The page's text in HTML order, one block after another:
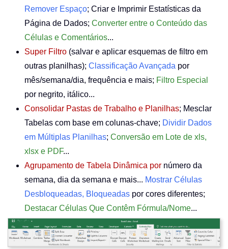
Remover Espaço; Criar e Imprimir Estatísticas da
Página de Dados; Converter entre o Conteúdo das
Células e Comentários...
Super Filtro (salvar e aplicar esquemas de filtro em
outras planilhas); Classificação Avançada por
mês/semana/dia, frequência e mais; Filtro Especial
por negrito, itálico...
Consolidar Pastas de Trabalho e Planilhas; Mesclar
Tabelas com base em colunas-chave; Dividir Dados
em Múltiplas Planilhas; Conversão em Lote de xls,
xlsx e PDF...
Agrupamento de Tabela Dinâmica por número da
semana, dia da semana e mais... Mostrar Células
Desbloqueadas, Bloqueadas por cores diferentes;
Destacar Células Que Contêm Fórmula/Nome...